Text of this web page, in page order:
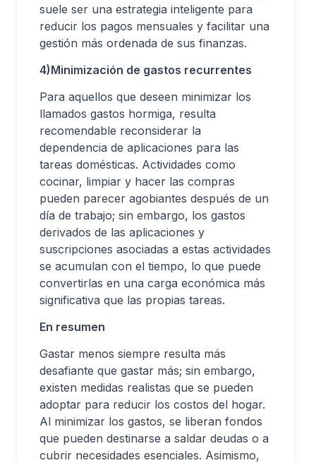
suele ser una estrategia inteligente para
reducir los pagos mensuales y facilitar una
gestión más ordenada de sus finanzas.
4)Minimización de gastos recurrentes
Para aquellos que deseen minimizar los
llamados gastos hormiga, resulta
recomendable reconsiderar la
dependencia de aplicaciones para las
tareas domésticas. Actividades como
cocinar, limpiar y hacer las compras
pueden parecer agobiantes después de un
día de trabajo; sin embargo, los gastos
derivados de las aplicaciones y
suscripciones asociadas a estas actividades
se acumulan con el tiempo, lo que puede
convertirlas en una carga económica más
significativa que las propias tareas.
En resumen
Gastar menos siempre resulta más
desafiante que gastar más; sin embargo,
existen medidas realistas que se pueden
adoptar para reducir los costos del hogar.
Al minimizar los gastos, se liberan fondos
que pueden destinarse a saldar deudas o a
cubrir necesidades esenciales. Asimismo,